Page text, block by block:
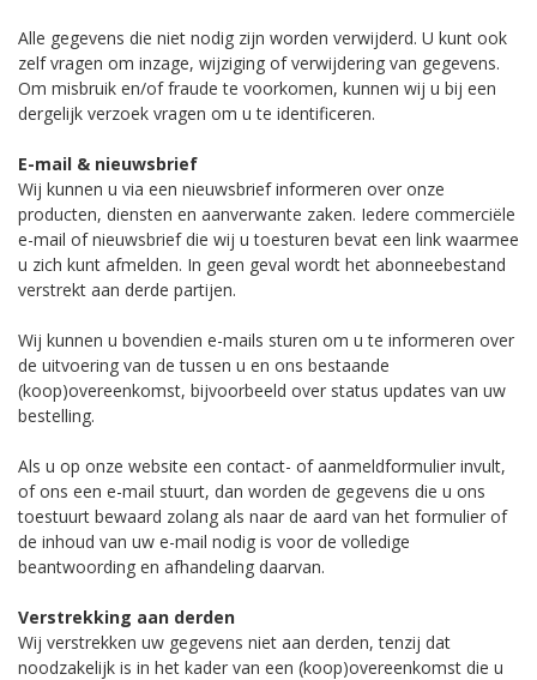
Alle gegevens die niet nodig zijn worden verwijderd. U kunt ook
zelf vragen om inzage, wijziging of verwijdering van gegevens.
Om misbruik en/of fraude te voorkomen, kunnen wij u bij een
dergelijk verzoek vragen om u te identificeren.
E-mail & nieuwsbrief
Wij kunnen u via een nieuwsbrief informeren over onze
producten, diensten en aanverwante zaken. Iedere commerciële
e-mail of nieuwsbrief die wij u toesturen bevat een link waarmee
u zich kunt afmelden. In geen geval wordt het abonneebestand
verstrekt aan derde partijen.
Wij kunnen u bovendien e-mails sturen om u te informeren over
de uitvoering van de tussen u en ons bestaande
(koop)overeenkomst, bijvoorbeeld over status updates van uw
bestelling.
Als u op onze website een contact- of aanmeldformulier invult,
of ons een e-mail stuurt, dan worden de gegevens die u ons
toestuurt bewaard zolang als naar de aard van het formulier of
de inhoud van uw e-mail nodig is voor de volledige
beantwoording en afhandeling daarvan.
Verstrekking aan derden
Wij verstrekken uw gegevens niet aan derden, tenzij dat
noodzakelijk is in het kader van een (koop)overeenkomst die u